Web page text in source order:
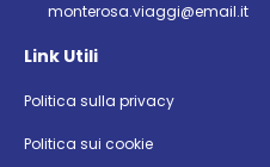
monterosa.viaggi@email.it
Link Utili
Politica sulla privacy
Politica sui cookie